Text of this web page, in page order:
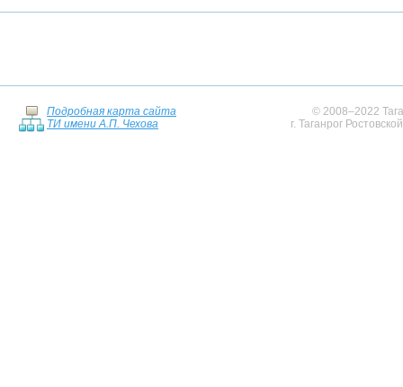
Подробная карта сайта
ТИ имени А.П. Чехова
© 2008–2022
г. Таганрог